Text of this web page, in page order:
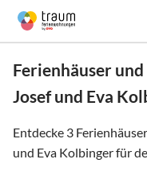
Ferienhäuser
Josef und Eva
Entdecke 3
und Eva Kolbinger für